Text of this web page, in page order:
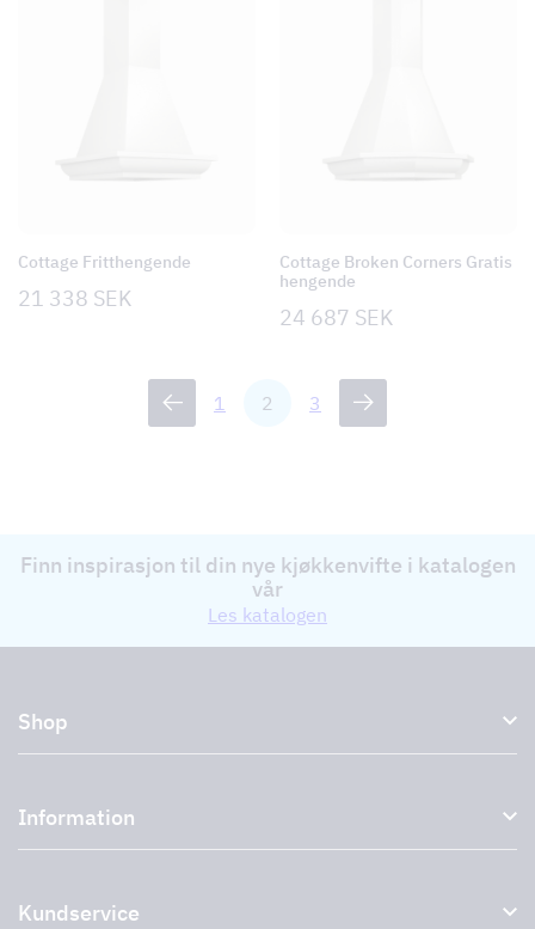
Cottage Fritthengende
21 338 SEK
Cottage Broken Corners Gratis
hengende
24 687 SEK
1 2 3
Finn inspirasjon til din nye kjøkkenvifte i katalogen
vår
Les katalogen
Shop
Eksterne vifter
Tilbehør til avtrekkshetter
Storköksprodukter
Information
Miljø
Kundservice